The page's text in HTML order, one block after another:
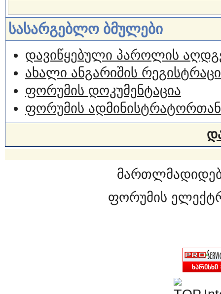
სასარგებლო ბმულები
დავიწყებული პაროლის
ახალი ანგარიშის
ფორუმის დოკუმენტაცია
ფორუმის ადმინისტრატორთან
ფორუმის